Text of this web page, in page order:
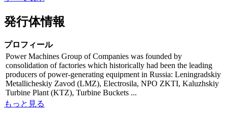
発行体情報
プロフィール
Power Machines Group of Companies was founded by
consolidation of factories which historically had been the leading
producers of power-generating equipment in Russia: Leningradskiy
Metallicheskiy Zavod (LMZ), Electrosila, NPO ZKTI, Kaluzhskiy
Turbine Plant (KTZ), Turbine Buckets ...
もっと見る